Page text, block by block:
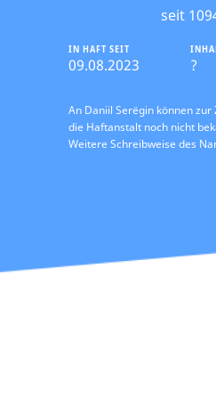
seit
IN HAFT SEIT
09.08.2023 ?
An Daniil Serёgin können
die Haftanstalt noch nicht
Weitere Schreibweise des